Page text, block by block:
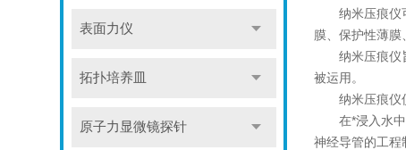
表面力仪
拓扑培养皿
原子力显微镜探针
纳米压痕仪可
膜、保护性薄膜
纳米压痕仪旨
被运用。
纳米压痕仪仪
在*浸入水中
神经导管的工程